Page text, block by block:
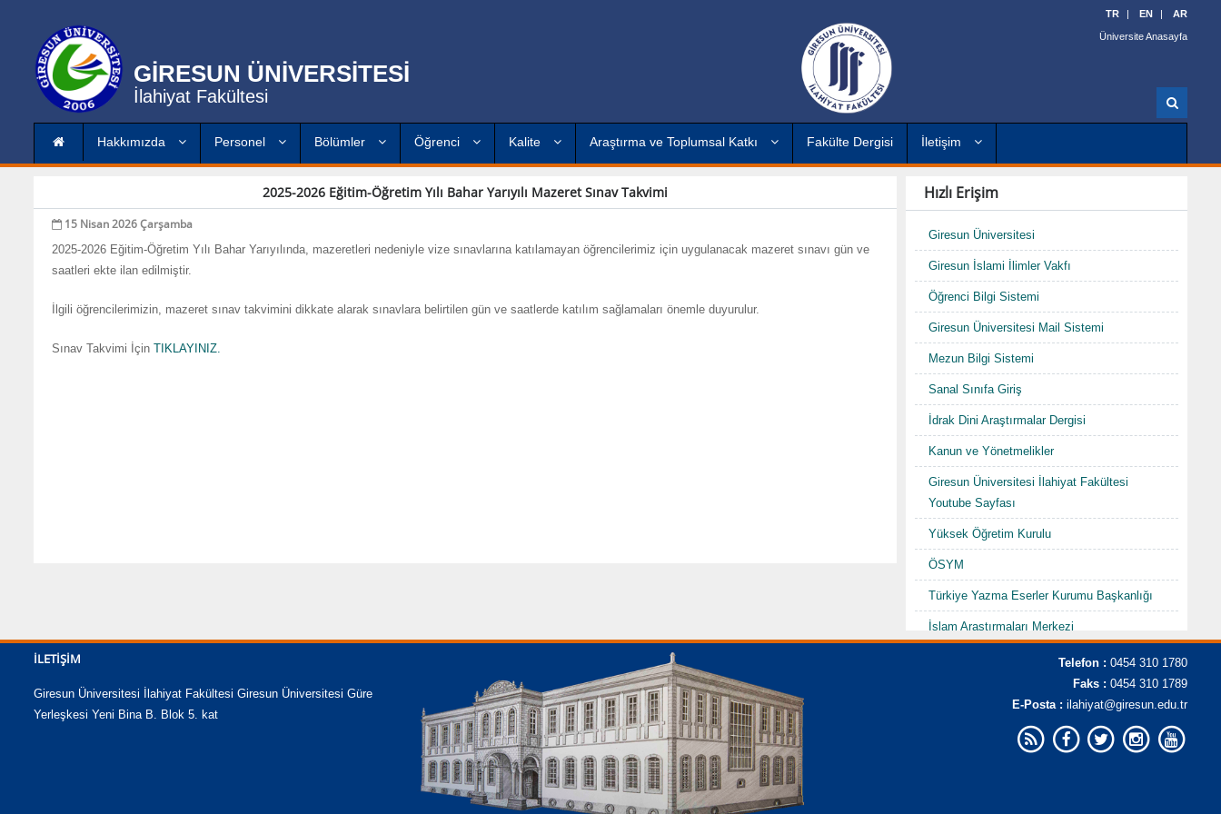
GİRESUN ÜNİVERSİTESİ
İlahiyat Fakültesi
TR EN AR
Üniversite Anasayfa
r
Hakkımızda Personel Bölümler Öğrenci Kalite Araştırma ve Toplumsal Katkı Fakülte Dergisi İletişim
2025-2026 Eğitim-Öğretim Yılı Bahar Yarıyılı Mazeret Sınav Takvimi
15 Nisan 2026 Çarşamba
2025-2026 Eğitim-Öğretim Yılı Bahar Yarıyılında, mazeretleri nedeniyle vize sınavlarına katılamayan öğrencilerimiz için uygulanacak mazeret sınavı gün ve
saatleri ekte ilan edilmiştir.
İlgili öğrencilerimizin, mazeret sınav takvimini dikkate alarak sınavlara belirtilen gün ve saatlerde katılım sağlamaları önemle duyurulur.
Sınav Takvimi İçin TIKLAYINIZ.
Hızlı Erişim
Giresun Üniversitesi
Giresun İslami İlimler Vakfı
Öğrenci Bilgi Sistemi
Giresun Üniversitesi Mail Sistemi
Mezun Bilgi Sistemi
Sanal Sınıfa Giriş
İdrak Dini Araştırmalar Dergisi
Kanun ve Yönetmelikler
Giresun Üniversitesi İlahiyat Fakültesi
Youtube Sayfası
Yüksek Öğretim Kurulu
ÖSYM
Türkiye Yazma Eserler Kurumu Başkanlığı
İslam Araştırmaları Merkezi
Karadenizde Fütüvvet ve Ahilik
Sempozyumu/Şurası-I "Hacı Abdullah
İLETIŞIM
Giresun Üniversitesi İlahiyat Fakültesi Giresun Üniversitesi Güre
Yerleşkesi Yeni Bina B. Blok 5. kat
Telefon : 0454 310 1780
Faks : 0454 310 1789
E-Posta : ilahiyat@giresun.edu.tr